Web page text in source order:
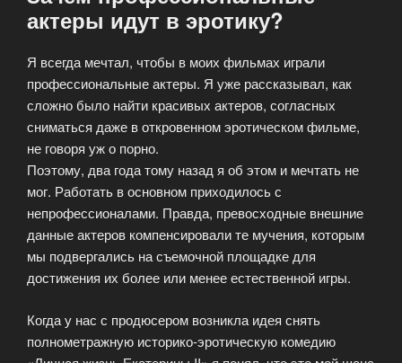
актеры идут в эротику?
Я всегда мечтал, чтобы в моих фильмах играли
профессиональные актеры. Я уже рассказывал, как
сложно было найти красивых актеров, согласных
сниматься даже в откровенном эротическом фильме,
не говоря уж о порно.
Поэтому, два года тому назад я об этом и мечтать не
мог. Работать в основном приходилось с
непрофессионалами. Правда, превосходные внешние
данные актеров компенсировали те мучения, которым
мы подвергались на съемочной площадке для
достижения их более или менее естественной игры.
Когда у нас с продюсером возникла идея снять
полнометражную историко-эротическую комедию